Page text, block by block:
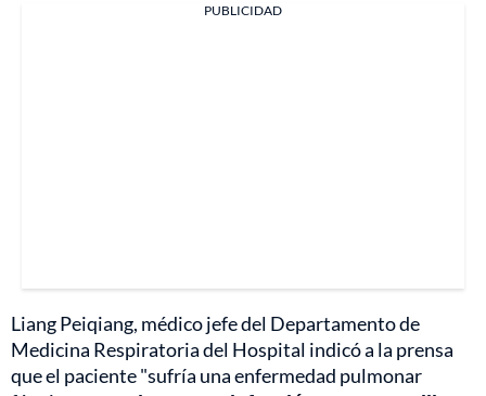
PUBLICIDAD
Liang Peiqiang, médico jefe del Departamento de
Medicina Respiratoria del Hospital indicó a la prensa
que el paciente "sufría una enfermedad pulmonar